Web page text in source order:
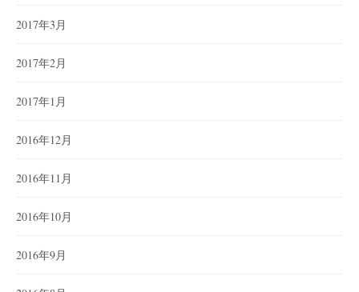
2017年3月
2017年2月
2017年1月
2016年12月
2016年11月
2016年10月
2016年9月